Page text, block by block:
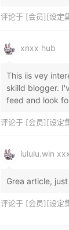
评论于 [会员][设定集] 島田フミ
xnxx hub
This iis vey
skilld blogger.
feed and look
评论于 [会员][设定集] 島田フミ
lululu.win
Grea article,
评论于 [会员][设定集]苍翼默示录刻